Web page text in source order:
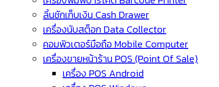
ลิ้นชักเก็บเงิน Cash Drawer
เครื่องนับสต็อก Data Collector
คอมพิวเตอร์มือถือ Mobile Computer
เครื่องขายหน้าร้าน POS (Point Of Sale)
เครื่อง POS Android